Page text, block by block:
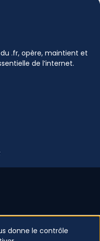
.fr, opère, maintient et
de l’internet.
donne le contrôle